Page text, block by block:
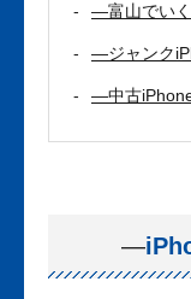
—富山でい
—ジャンク
—中古
—